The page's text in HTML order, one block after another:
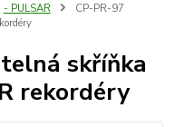
- PULSAR
CP-PR-97
skříňka
rekordéry